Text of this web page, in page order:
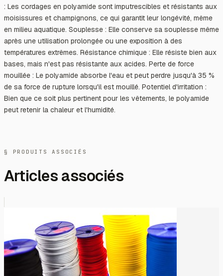
: Les cordages en polyamide sont imputrescibles et résistants aux
moisissures et champignons, ce qui garantit leur longévité, même
en milieu aquatique. Souplesse : Elle conserve sa souplesse même
après une utilisation prolongée ou une exposition à des
températures extrêmes. Résistance chimique : Elle résiste bien aux
bases, mais n'est pas résistante aux acides. Perte de force
mouillée : Le polyamide absorbe l'eau et peut perdre jusqu'à 35 %
de sa force de rupture lorsqu'il est mouillé. Potentiel d'irritation :
Bien que ce soit plus pertinent pour les vêtements, le polyamide
peut retenir la chaleur et l'humidité.
§ PRODUITS ASSOCIÉS
Articles associés